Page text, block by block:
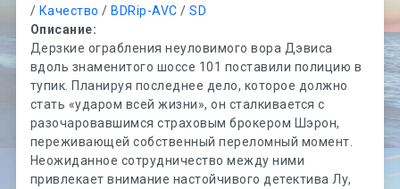
/ Качество / BDRip-AVC /SD
Описание:
Дерзкие ограбления неуловимого вора Дэвиса
вдоль знаменитого шоссе 101 поставили полицию в
тупик. Планируя последнее дело, которое должно
стать «ударом всей жизни», он сталкивается с
разочаровавшимся страховым брокером Шэрон,
переживающей собственный переломный момент.
Неожиданное сотрудничество между ними
привлекает внимание настойчивого детектива Лу,